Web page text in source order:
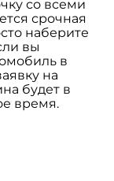
со всеми
срочная
наберите
вы
в
на
будет в
время.